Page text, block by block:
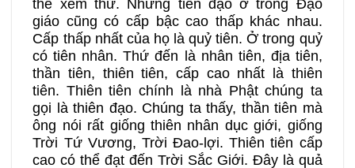
thể xem thử. Nhưng tiên đạo ở trong Đạo
giáo cũng có cấp bậc cao thấp khác nhau.
Cấp thấp nhất của họ là quỷ tiên. Ở trong quỷ
có tiên nhân. Thứ đến là nhân tiên, địa tiên,
thần tiên, thiên tiên, cấp cao nhất là thiên
tiên. Thiên tiên chính là nhà Phật chúng ta
gọi là thiên đạo. Chúng ta thấy, thần tiên mà
ông nói rất giống thiên nhân dục giới, giống
Trời Tứ Vương, Trời Đao-lợi. Thiên tiên cấp
cao có thể đạt đến Trời Sắc Giới. Đây là quả